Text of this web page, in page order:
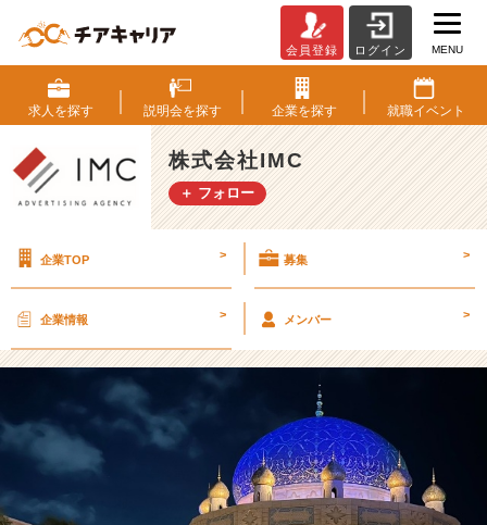
ぶ
や
き・
福
利
厚
黒
夏
①
社
会員登録 ログイン MENU
求人を探す 説明会を探す 企業を探す 就職イベント
株式会社IMC
＋ フォロー
企業TOP > 募集 >
企業情報 > メンバー >